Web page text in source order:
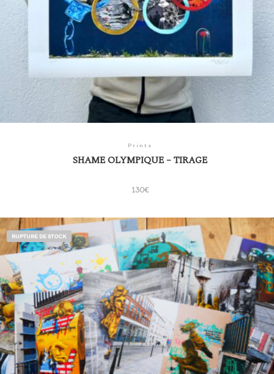
Prints
SHAME OLYMPIQUE – TIRAGE
130€
RUPTURE DE STOCK